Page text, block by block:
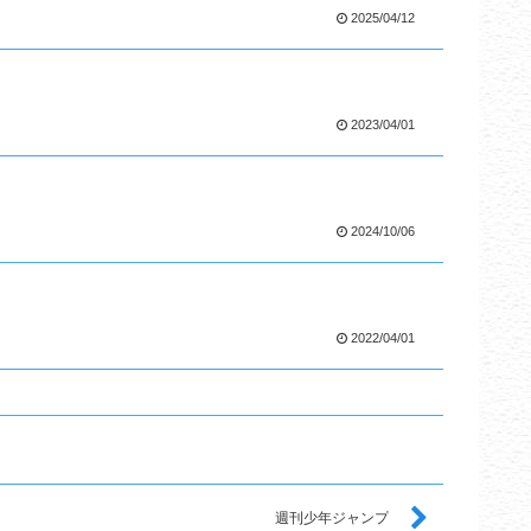
2025/04/12
2023/04/01
2024/10/06
2022/04/01
週刊少年ジャンプ